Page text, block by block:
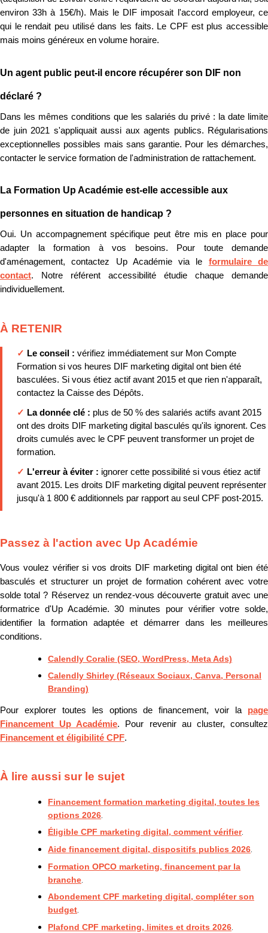
environ 33h à 15€/h). Mais le DIF imposait l'accord employeur, ce
qui le rendait peu utilisé dans les faits. Le CPF est plus accessible
mais moins généreux en volume horaire.
Un agent public peut-il encore récupérer son DIF non
déclaré ?
Dans les mêmes conditions que les salariés du privé : la date limite
de juin 2021 s'appliquait aussi aux agents publics. Régularisations
exceptionnelles possibles mais sans garantie. Pour les démarches,
contacter le service formation de l'administration de rattachement.
La Formation Up Académie est-elle accessible aux
personnes en situation de handicap ?
Oui. Un accompagnement spécifique peut être mis en place pour
adapter la formation à vos besoins. Pour toute demande
d'aménagement, contactez Up Académie via le formulaire de
contact. Notre référent accessibilité étudie chaque demande
individuellement.
À RETENIR
✓ Le conseil : vérifiez immédiatement sur Mon Compte
Formation si vos heures DIF marketing digital ont bien été
basculées. Si vous étiez actif avant 2015 et que rien n'apparaît,
contactez la Caisse des Dépôts.
✓ La donnée clé : plus de 50 % des salariés actifs avant 2015
ont des droits DIF marketing digital basculés qu'ils ignorent. Ces
droits cumulés avec le CPF peuvent transformer un projet de
formation.
✓ L'erreur à éviter : ignorer cette possibilité si vous étiez actif
avant 2015. Les droits DIF marketing digital peuvent représenter
jusqu'à 1 800 € additionnels par rapport au seul CPF post-2015.
Passez à l'action avec Up Académie
Vous voulez vérifier si vos droits DIF marketing digital ont bien été
basculés et structurer un projet de formation cohérent avec votre
solde total ? Réservez un rendez-vous découverte gratuit avec une
formatrice d'Up Académie. 30 minutes pour vérifier votre solde,
identifier la formation adaptée et démarrer dans les meilleures
conditions.
Calendly Coralie (SEO, WordPress, Meta Ads)
Calendly Shirley (Réseaux Sociaux, Canva, Personal
Branding)
Pour explorer toutes les options de financement, voir la page
Financement Up Académie. Pour revenir au cluster, consultez
Financement et éligibilité CPF.
À lire aussi sur le sujet
Financement formation marketing digital, toutes les
options 2026.
Éligible CPF marketing digital, comment vérifier.
Aide financement digital, dispositifs publics 2026.
Formation OPCO marketing, financement par la
branche
Abondement CPF marketing digital, compléter son
budget.
Plafond CPF marketing, limites et droits 2026.